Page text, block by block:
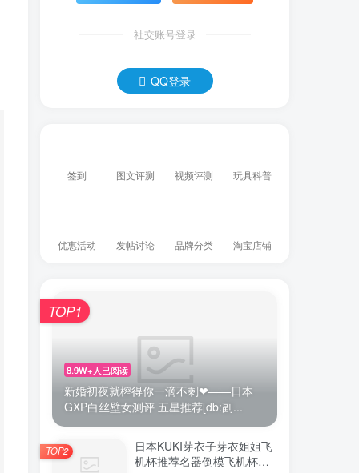
社交账号登录
QQ登录
签到 图文评测 视频评测 玩具科普
优惠活动 发帖讨论 品牌分类 淘宝店铺
8.9W+人已阅读
新婚初夜就榨得你一滴不剩❤——日本
GXP白丝壁女测评 五星推荐[db:副...
TOP1
日本KUKI芽衣子芽衣姐姐飞
机杯推荐名器倒模飞机杯测
TOP2